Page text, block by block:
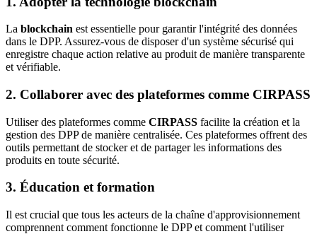
La blockchain est essentielle pour garantir l'intégrité des données
dans le DPP. Assurez-vous de disposer d'un système sécurisé qui
enregistre chaque action relative au produit de manière transparente
et vérifiable.
2. Collaborer avec des plateformes comme CIRPASS
Utiliser des plateformes comme CIRPASS facilite la création et la
gestion des DPP de manière centralisée. Ces plateformes offrent des
outils permettant de stocker et de partager les informations des
produits en toute sécurité.
3. Éducation et formation
Il est crucial que tous les acteurs de la chaîne d'approvisionnement
comprennent comment fonctionne le DPP et comment l'utiliser